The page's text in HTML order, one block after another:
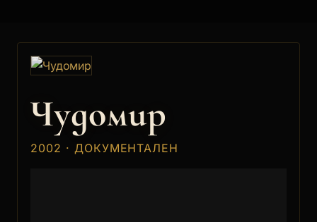
Чудомир
2002 · ДОКУМЕНТАЛЕН